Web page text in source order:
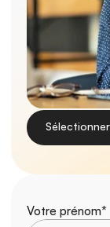
Votre prénom*